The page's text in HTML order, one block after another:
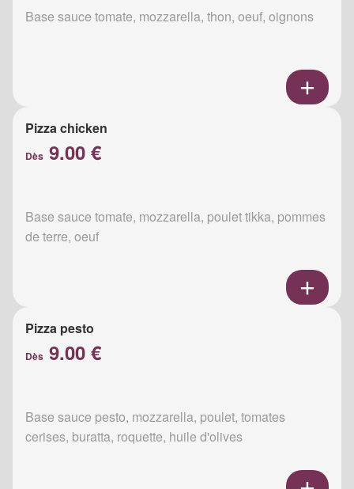
Base sauce tomate, mozzarella, thon, oeuf, oignons
Pizza chicken
Dès 9.00 €
Base sauce tomate, mozzarella, poulet tikka, pommes
de terre, oeuf
Pizza pesto
Dès 9.00 €
Base sauce pesto, mozzarella, poulet, tomates
cerises, buratta, roquette, huile d'olives